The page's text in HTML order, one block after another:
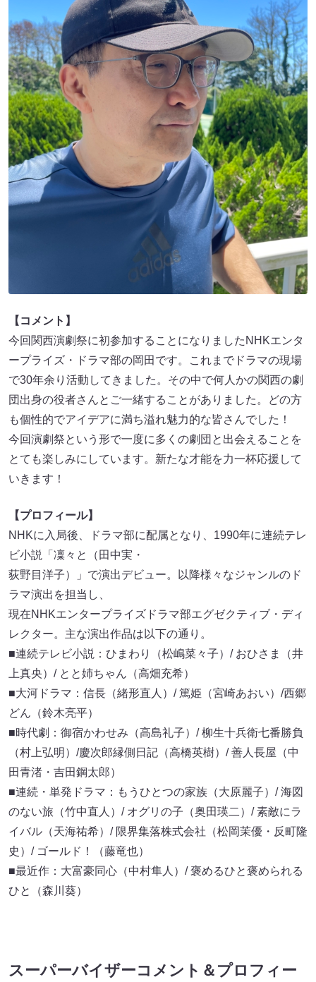
【コメント】
今回関西演劇祭に初参加することになりましたNHKエンタ
ープライズ・ドラマ部の岡田です。これまでドラマの現場
で30年余り活動してきました。その中で何人かの関西の劇
団出身の役者さんとご一緒することがありました。どの方
も個性的でアイデアに満ち溢れ魅力的な皆さんでした！
今回演劇祭という形で一度に多くの劇団と出会えることを
とても楽しみにしています。新たな才能を力一杯応援して
いきます！
【プロフィール】
NHKに入局後、ドラマ部に配属となり、1990年に連続テレ
ビ小説「凜々と（田中実・
荻野目洋子）」で演出デビュー。以降様々なジャンルのド
ラマ演出を担当し、
現在NHKエンタープライズドラマ部エグゼクティブ・ディ
レクター。主な演出作品は以下の通り。
■連続テレビ小説：ひまわり（松嶋菜々子）/ おひさま（井
上真央）/ とと姉ちゃん（高畑充希）
■大河ドラマ：信長（緒形直人）/ 篤姫（宮崎あおい）/西郷
どん（鈴木亮平）
■時代劇：御宿かわせみ（高島礼子）/ 柳生十兵衛七番勝負
（村上弘明）/慶次郎縁側日記（高橋英樹）/ 善人長屋（中
田青渚・吉田鋼太郎）
■連続・単発ドラマ：もうひとつの家族（大原麗子）/ 海図
のない旅（竹中直人）/ オグリの子（奥田瑛二）/ 素敵にラ
イバル（天海祐希）/ 限界集落株式会社（松岡茉優・反町隆
史）/ ゴールド！（藤竜也）
■最近作：大富豪同心（中村隼人）/ 褒めるひと褒められる
ひと（森川葵）
スーパーバイザーコメント＆プロフィー